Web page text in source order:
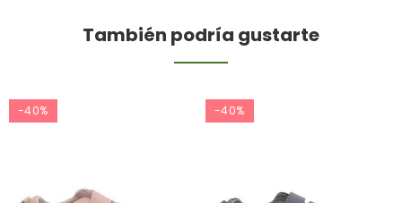
También podría gustarte
-40% -40%